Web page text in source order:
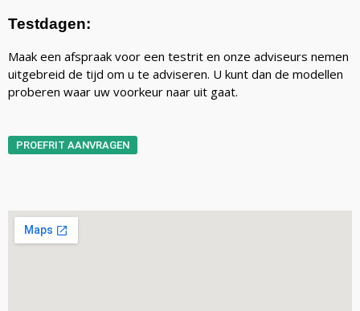
Testdagen:
Maak een afspraak voor een testrit en onze adviseurs nemen
uitgebreid de tijd om u te adviseren. U kunt dan de modellen
proberen waar uw voorkeur naar uit gaat.
PROEFRIT AANVRAGEN